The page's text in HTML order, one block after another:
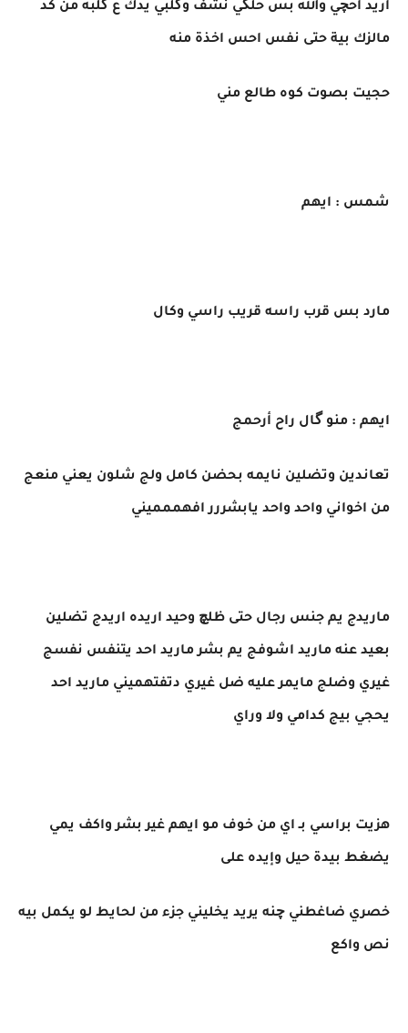
اريد أحچي والله بس حلگي نشف وگلبي يدك ع گلبه من كد
مالزك بية حتى نفس احس اخذة منه
حجيت بصوت كوه طالع مني
شمس : ايهم
مارد بس قرب راسه قريب راسي وكال
ايهم : منو گال راح أرحمج
تعاندين وتضلين نايمه بحضن كامل ولج شلون يعني منعج
من اخواني واحد واحد يابشررر افهممميني
ماريدج يم جنس رجال حتى ظلچ وحيد اريده اريدج تضلين
بعيد عنه ماريد اشوفج يم بشر ماريد احد يتنفس نفسج
غيري وضلج مايمر عليه ضل غيري دتفتهميني ماريد احد
يحجي بيج كدامي ولا وراي
هزيت براسي بـ اي من خوف مو ايهم غير بشر واكف يمي
يضغط بيدة حيل وإيده على
خصري ضاغطني چنه يريد يخليني جزء من لحايط لو يكمل بيه
نص واكع